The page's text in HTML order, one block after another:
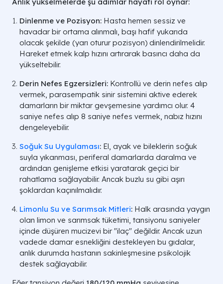
Dinlenme ve Pozisyon: Hasta hemen sessiz ve
havadar bir ortama alınmalı, başı hafif yukarıda
olacak şekilde (yarı oturur pozisyon) dinlendirilmelidir.
Hareket etmek kalp hızını artırarak basıncı daha da
yükseltebilir.
Derin Nefes Egzersizleri: Kontrollü ve derin nefes alıp
vermek, parasempatik sinir sistemini aktive ederek
damarların bir miktar gevşemesine yardımcı olur. 4
saniye nefes alıp 8 saniye nefes vermek, nabız hızını
dengeleyebilir.
Soğuk Su Uygulaması: El, ayak ve bileklerin soğuk
suyla yıkanması, periferal damarlarda daralma ve
ardından genişleme etkisi yaratarak geçici bir
rahatlama sağlayabilir. Ancak buzlu su gibi aşırı
şoklardan kaçınılmalıdır.
Limonlu Su ve Sarımsak Mitleri: Halk arasında yaygın
olan limon ve sarımsak tüketimi, tansiyonu saniyeler
içinde düşüren mucizevi bir "ilaç" değildir. Ancak uzun
vadede damar esnekliğini destekleyen bu gıdalar,
anlık durumda hastanın sakinleşmesine psikolojik
destek sağlayabilir.